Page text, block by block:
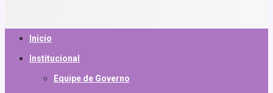
Inicio
Institucional
Equipe de Governo